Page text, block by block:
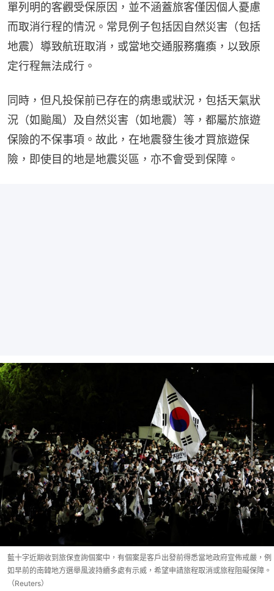
單列明的客觀受保原因，並不涵蓋旅客僅因個人憂慮
而取消行程的情況。常見例子包括因自然災害（包括
地震）導致航班取消，或當地交通服務癱瘓，以致原
定行程無法成行。
同時，但凡投保前已存在的病患或狀況，包括天氣狀
況（如颱風）及自然災害（如地震）等，都屬於旅遊
保險的不保事項。故此，在地震發生後才買旅遊保
險，即使目的地是地震災區，亦不會受到保障。
藍十字近期收到旅保查詢個案中，有個案是客戶出發前得悉當地政府宣佈戒嚴，例
如早前的南韓地方選舉風波持續多處有示威，希望申請旅程取消或旅程阻礙保障。
（Reuters）